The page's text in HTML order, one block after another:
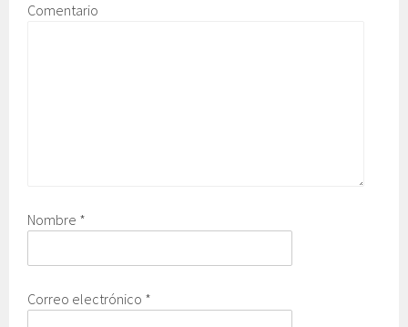
Comentario
Nombre *
Correo electrónico *